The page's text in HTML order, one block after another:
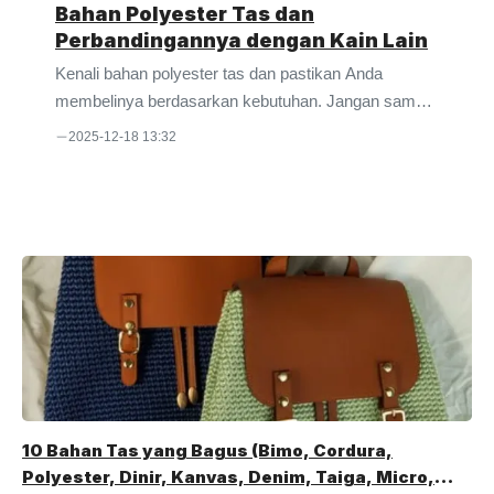
Bahan Polyester Tas dan
Perbandingannya dengan Kain Lain
Kenali bahan polyester tas dan pastikan Anda
membelinya berdasarkan kebutuhan. Jangan sampai
hanya memilihnya karena tergiur harga murah.
bila Anda akan sangat mudah menemukannya di
pasaran. Selain sebagai bahan utama, poliester juga
bisa dipakai sebagai campuran seperti kain katun
atau semacamnya. Harganya yang terjangkau
menjadi alasan kenapa bahan ini bisa menjadi ...
2025-12-18 13:32
10 Bahan Tas yang Bagus (Bimo, Cordura,
Polyester, Dinir, Kanvas, Denim, Taiga, Micro,